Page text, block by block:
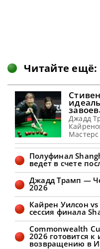
Читайте ещё:
Джадд
просто
вновь
Полуфинал
ведет в счете
Джадд Трамп —
2026
Кайрен Уилсон
сессия финала
Commonwealth
2026 готовится к
возвращению в